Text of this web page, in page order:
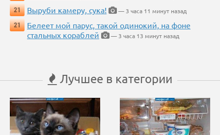
21
Выруби камеру, сука!
— 3 часа 11 минут назад
21
Белеет мой парус, такой одинокий, на фоне
стальных кораблей
— 3 часа 13 минут назад
Лучшее в категории